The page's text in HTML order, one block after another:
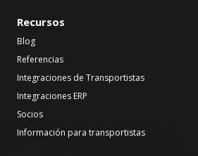
Recursos
Blog
Referencias
Integraciones de Transportistas
Integraciones ERP
Socios
Información para transportistas